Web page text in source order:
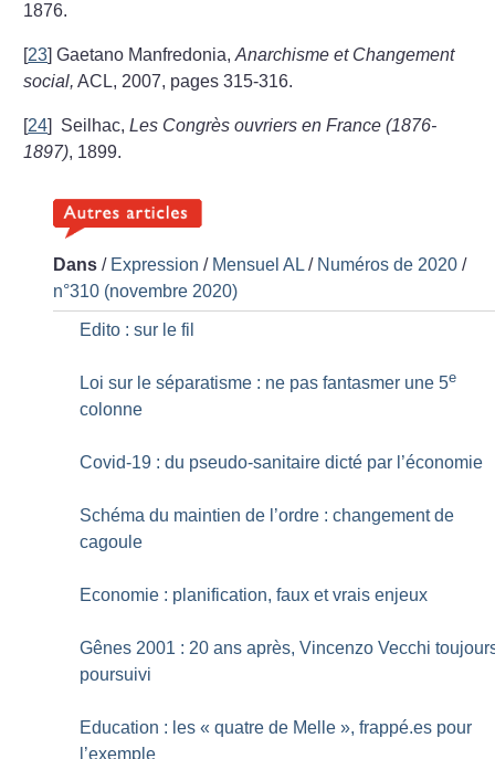
1876.
[23]Gaetano Manfredonia,Anarchisme et Changement
social, ACL, 2007, pages 315-316.
[24] Seilhac,Les Congrès ouvriers en France (1876-
1897), 1899.
Dans / Expression / Mensuel AL / Numéros de 2020 /
n°310 (novembre 2020)
Edito : sur le fil
Loi sur le séparatisme : ne pas fantasmer une 5e
colonne
Covid-19 : du pseudo-sanitaire dicté par l’économie
Schéma du maintien de l’ordre : changement de
cagoule
Economie : planification, faux et vrais enjeux
Gênes 2001 : 20 ans après, Vincenzo Vecchi
poursuivi
Education : les « quatre de Melle », frappé.es pour
l’exemple